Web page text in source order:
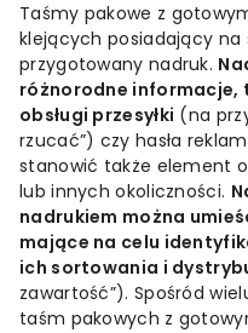
Taśmy pakowe z
klejących posiadający na
przygotowany nadruk.
różnorodne
obsługi przesyłki (na
rzucać”) czy hasła
stanowić także element
lub innych okoliczności.
nadrukiem można
mające na celu
ich sortowania i
zawartość”). Spośród
taśm pakowych z